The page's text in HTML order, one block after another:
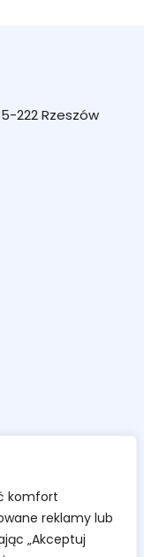
komfort
reklamy lub
„Akceptuj
222 Rzeszów